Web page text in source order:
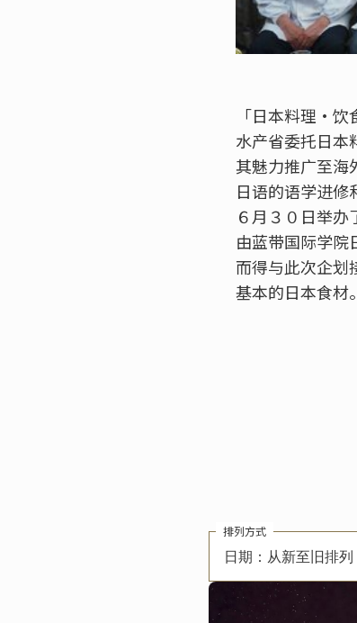
「日本料理•
水产省委托日
其魅力推广至海
日语的语学进
６月３０日举办
由蓝带国际学
而得与此次企划
基本的日本食材。
日期：从新至旧排列
排列方式